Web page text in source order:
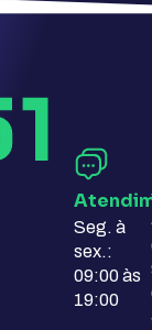
Seg. à
sex.:
09:00 às
19:00